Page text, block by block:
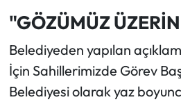
"GÖZÜMÜZ
Belediyeden yapılan
İçin Sahillerimizde Görev
Belediyesi olarak yaz